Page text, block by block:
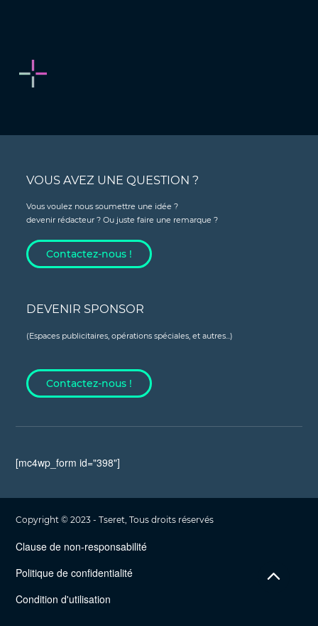
VOUS AVEZ UNE QUESTION ?
Vous voulez nous soumettre une idée ?
devenir rédacteur ? Ou juste faire une remarque ?
Contactez-nous !
DEVENIR SPONSOR
(Espaces publicitaires, opérations spéciales, et autres...)
Contactez-nous !
[mc4wp_form id="398"]
Copyright © 2023 - Tseret, Tous droits réservés
Clause de non-responsabilité
Politique de confidentialité
Condition d'utilisation